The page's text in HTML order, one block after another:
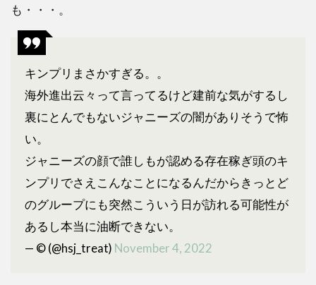
も・・・。
キンプリまさかすぎる。。
海外進出云々って言ってるけど建前な気がするし
裏にとんでもないジャニーズの闇がありそうで怖
い。
ジャニーズの顔で誰しもが認める存在稼ぎ頭のキ
ンプリでさえこんなことになるんだからきっとど
のグループにも突然こういう日が訪れる可能性が
あるし本当に油断できない。
— ©️ (@hsj_treat) November 4, 2022